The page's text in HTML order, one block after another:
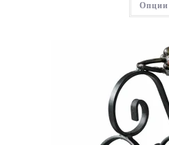
Опции